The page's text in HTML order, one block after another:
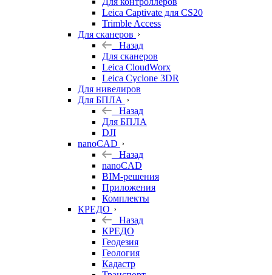
Leica Captivate для CS20
Trimble Access
Для сканеров
Назад
Для сканеров
Leica CloudWorx
Leica Cyclone 3DR
Для нивелиров
Для БПЛА
Назад
Для БПЛА
DJI
nanoCAD
Назад
nanoCAD
BIM-решения
Приложения
Комплекты
КРЕДО
Назад
КРЕДО
Геодезия
Геология
Кадастр